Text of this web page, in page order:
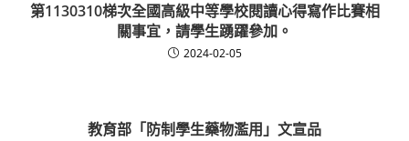
第1130310梯次全國高級中等學校閱讀心得寫作比賽相
關事宜，請學生踴躍參加。
2024-02-05
教育部「防制學生藥物濫用」文宣品